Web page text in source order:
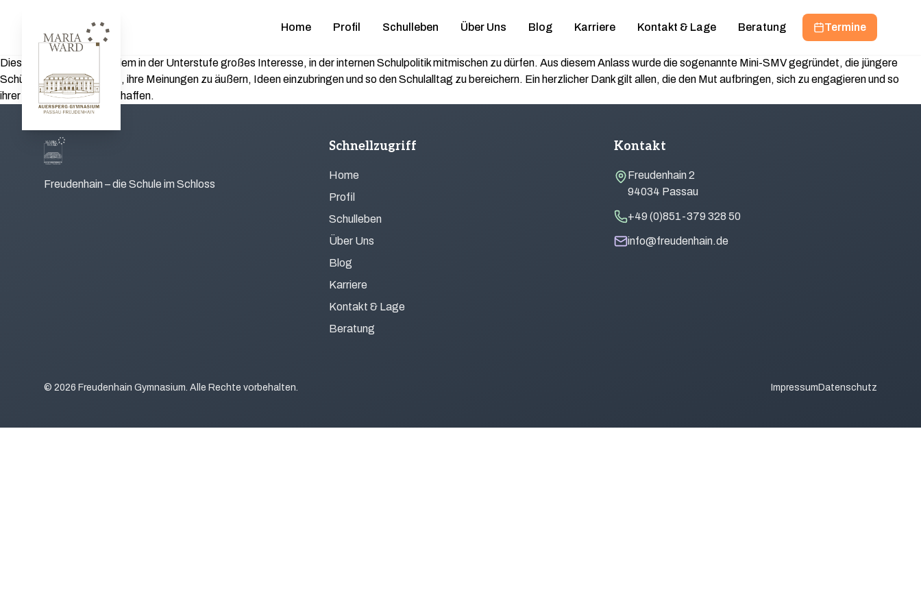
Home Profil Schulleben Über Uns Blog Karriere Kontakt & Lage Beratung Termine
Dieses Jahr gab es vor allem in der Unterstufe großes Interesse, in der internen Schulpolitik mitmischen zu dürfen. Aus diesem Anlass wurde die sogenannte Mini-SMV gegründet, die jüngere
Schülerinnen dazu einlädt, ihre Meinungen zu äußern, Ideen einzubringen und so den Schulalltag zu bereichern. Ein herzlicher Dank gilt allen, die den Mut aufbringen, sich zu engagieren und so
ihrer Stimme Gehör verschaffen.
Freudenhain – die Schule im Schloss
Schnellzugriff
Home
Profil
Schulleben
Über Uns
Blog
Karriere
Kontakt & Lage
Beratung
Kontakt
Freudenhain 2
94034 Passau
+49 (0)851-379 328 50
info@freudenhain.de
© 2026 Freudenhain Gymnasium. Alle Rechte vorbehalten. Impressum Datenschutz